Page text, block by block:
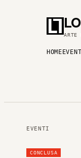
ARTE
HOME
EVENTI
CONCLUSA